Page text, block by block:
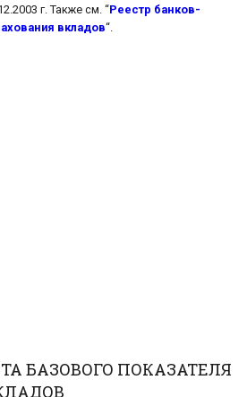
г. Также см. “Реестр банков-
вкладов“.
БАЗОВОГО ПОКАЗАТЕЛЯ